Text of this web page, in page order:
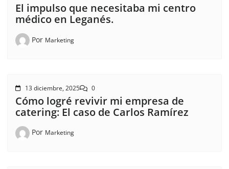
13 diciembre, 2025 0
Cómo logré revivir mi empresa de
catering: El caso de Carlos Ramírez
Por Marketing
El impulso que necesitaba mi centro
médico en Leganés.
Por Marketing